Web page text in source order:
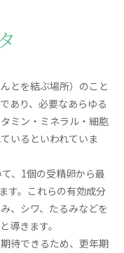
とを結ぶ場所）のこと
あり、必要なあらゆる
ミン・ミネラル・細胞
いるといわれていま
、1個の受精卵から最
す。これらの有効成分
、シワ、たるみなどを
導きます。
待できるため、更年期